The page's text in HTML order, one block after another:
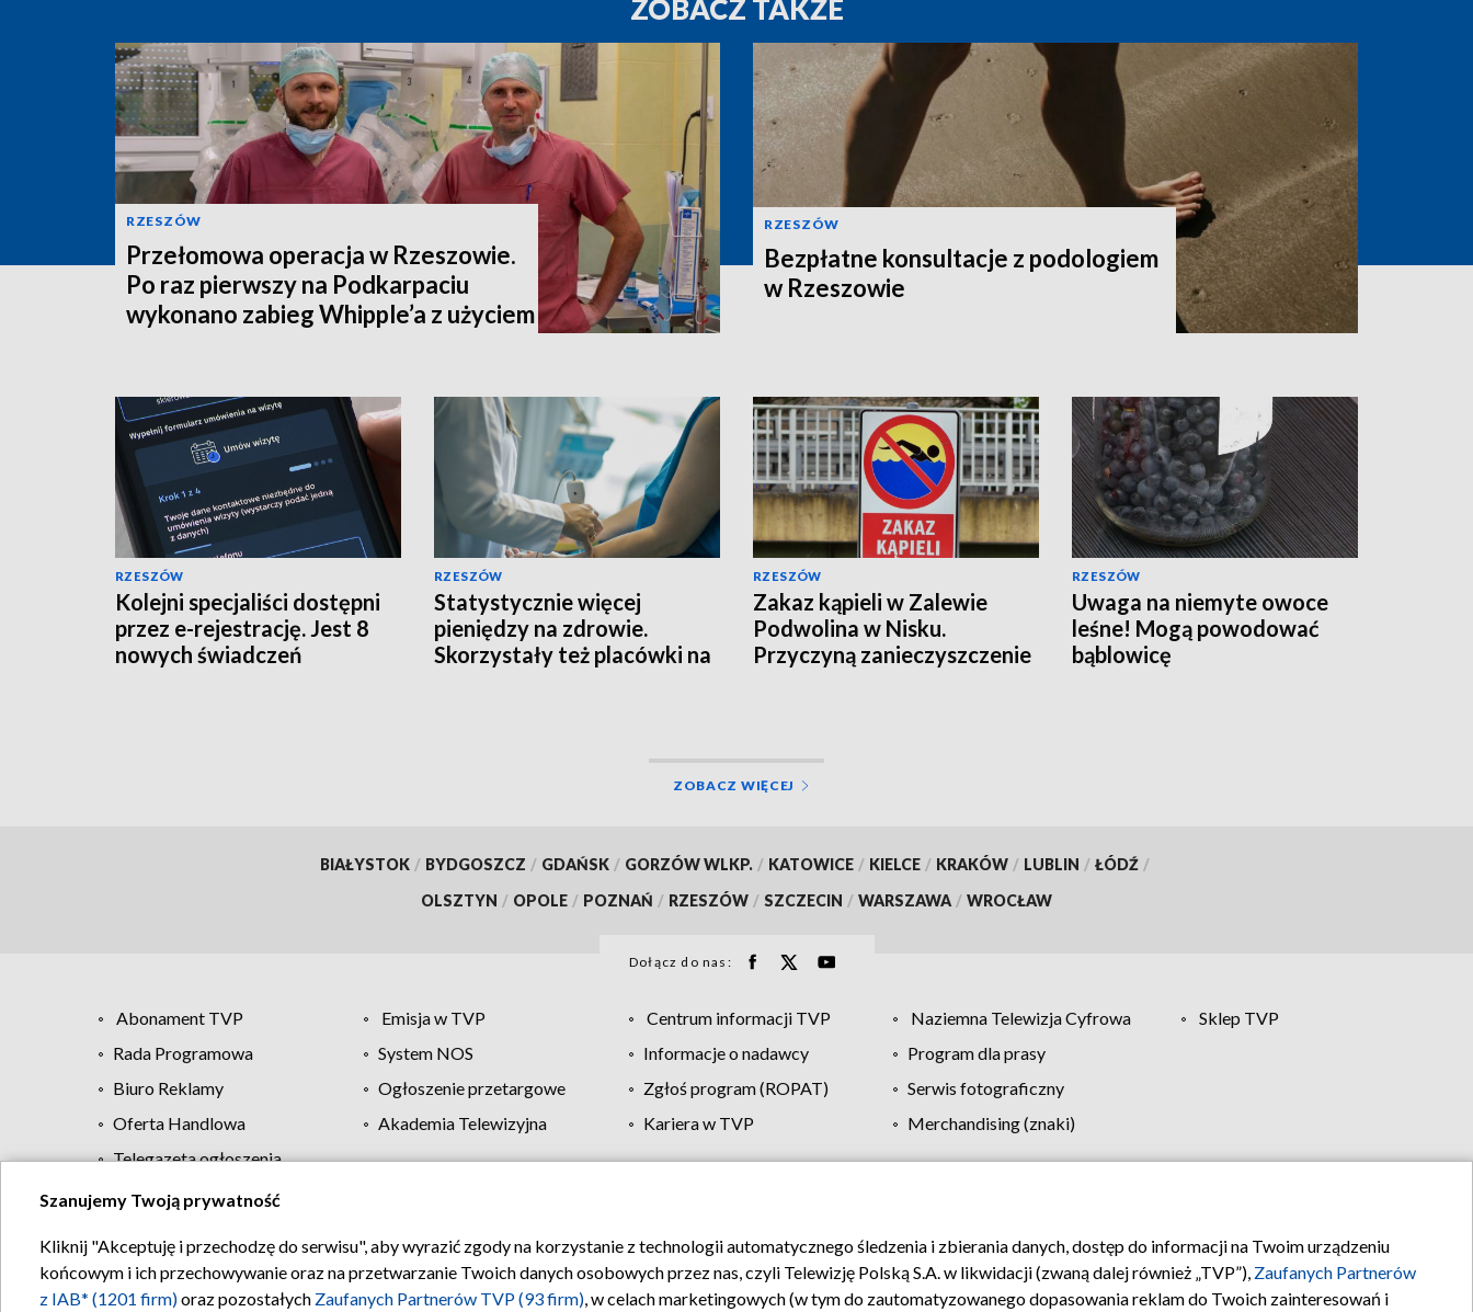
ZOBACZ TAKŻE
RZESZÓW
Przełomowa operacja w Rzeszowie.
Po raz pierwszy na Podkarpaciu
wykonano zabieg Whipple’a z użyciem
RZESZÓW
Bezpłatne konsultacje z podologiem
w Rzeszowie
RZESZÓW
Kolejni specjaliści dostępni
przez e-rejestrację. Jest 8
nowych świadczeń
RZESZÓW
Statystycznie więcej
pieniędzy na zdrowie.
Skorzystały też placówki na
RZESZÓW
Zakaz kąpieli w Zalewie
Podwolina w Nisku.
Przyczyną zanieczyszczenie
RZESZÓW
Uwaga na niemyte owoce
leśne! Mogą powodować
bąblowicę
ZOBACZ WIĘCEJ
BIAŁYSTOK / BYDGOSZCZ / GDAŃSK / GORZÓW WLKP. / KATOWICE / KIELCE / KRAKÓW / LUBLIN / ŁÓDŹ /
OLSZTYN / OPOLE / POZNAŃ / RZESZÓW / SZCZECIN / WARSZAWA / WROCŁAW
Dołącz do nas:
Abonament TVP Emisja w TVP Centrum informacji TVP Naziemna Telewizja Cyfrowa
Sklep TVP
Rada Programowa
System NOS Informacje o nadawcy
Program dla prasy
Biuro Reklamy
Ogłoszenie przetargowe Zgłoś program (ROPAT)
Serwis fotograficzny
Oferta Handlowa
Akademia Telewizyjna Kariera w TVP
Merchandising (znaki)
Telegazeta ogłoszenia
Regulamin TVP Polityka prywatności Moje zgody Pomoc Biuro reklamy Kontakt
Szanujemy Twoją prywatność
Kliknij "Akceptuję i przechodzę do serwisu", aby wyrazić zgody na korzystanie z technologii automatycznego śledzenia i zbierania danych, dostęp do informacji na Twoim urządzeniu
końcowym i ich przechowywanie oraz na przetwarzanie Twoich danych osobowych przez nas, czyli Telewizję Polską S.A. w likwidacji (zwaną dalej również „TVP”), Zaufanych Partnerów
z IAB* (1201 firm)oraz pozostałych Zaufanych Partnerów TVP (93 firm), w celach marketingowych (w tym do zautomatyzowanego dopasowania reklam do Twoich zainteresowań i